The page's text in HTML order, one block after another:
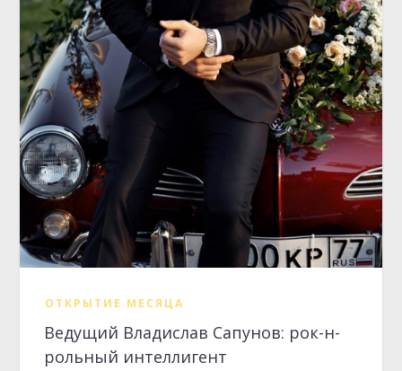
ОТКРЫТИЕ МЕСЯЦА
Ведущий Владислав Сапунов: рок-н-
рольный интеллигент